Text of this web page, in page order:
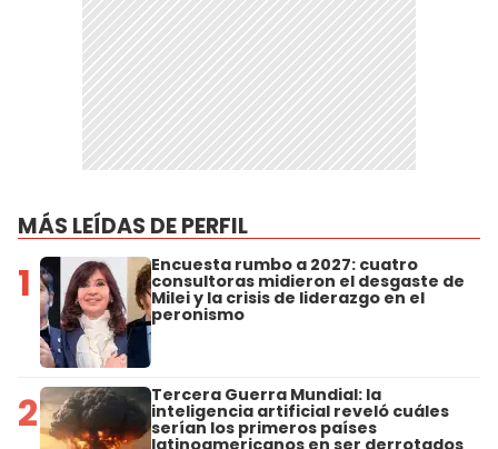
MÁS LEÍDAS DE PERFIL
1 Encuesta rumbo a 2027: cuatro
consultoras midieron el desgaste de
Milei y la crisis de liderazgo en el
peronismo
2 Tercera Guerra Mundial: la
inteligencia artificial reveló cuáles
serían los primeros países
latinoamericanos en ser derrotados